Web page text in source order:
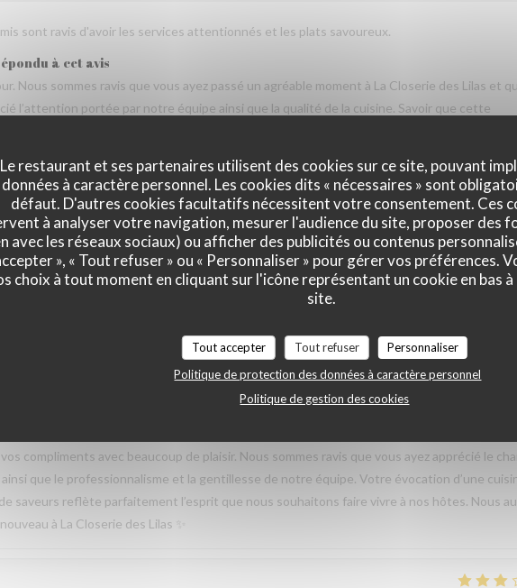
Le restaurant et ses partenaires utilisent des cookies sur ce site, pouvant
données à caractère personnel. Les cookies dits « nécessaires » sont
défaut. D'autres cookies facultatifs nécessitent votre consentement. Ces
à analyser votre navigation, mesurer l'audience du site, proposer des
avec les réseaux sociaux) ou afficher des publicités ou contenus
», « Tout refuser » ou « Personnaliser » pour gérer vos préférences.
choix à tout moment en cliquant sur l'icône représentant un cookie en bas à
site.
Tout accepter Tout refuser
Personnaliser
Politique de protection des données à caractère personnel
Politique de gestion des cookies
sont ravis d'avoir les services attentionnés et les plats savoureux.
à cet avis
Nous sommes ravis que vous ayez passé un agréable moment à La Closerie des Lilas et
l’attention portée par notre équipe ainsi que la qualité de la cuisine. Savoir que cette
de votre repas nous fait très plaisir. Nous serons heureux de vous accueillir de nouveau à
Service: 5/5 Ambiance:5 /5 Cuisine: 5/5 Qualité / Prix
avec expertise, tres gentil et amable avec esprit! Cuisine simple et raffiné au même
un experience que merece de retourner plusieur fois. Je retournerai
compliments avec beaucoup de plaisir. Nous sommes ravis que vous ayez apprécié le
que le professionnalisme et la gentillesse de notre équipe. Votre évocation d’une
saveurs reflète parfaitement l’esprit que nous souhaitons faire vivre à nos hôtes. Nous
à La Closerie des Lilas ✨